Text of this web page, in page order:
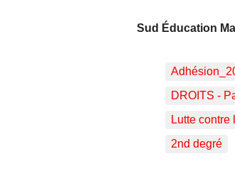
Sud Éducation
DROITS -
Lutte
2nd degré